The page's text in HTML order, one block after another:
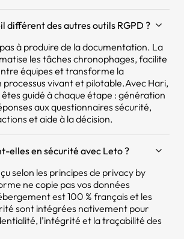
différent des autres outils RGPD ?
à produire de la documentation. La
les tâches chronophages, facilite
équipes et transforme la
vivant et pilotable.Avec Hari,
êtes guidé à chaque étape : génération
aux questionnaires sécurité,
et aide à la décision.
elles en sécurité avec Leto ?
selon les principes de privacy by
ne copie pas vos données
est 100 % français et les
sont intégrées nativement pour
l’intégrité et la traçabilité des